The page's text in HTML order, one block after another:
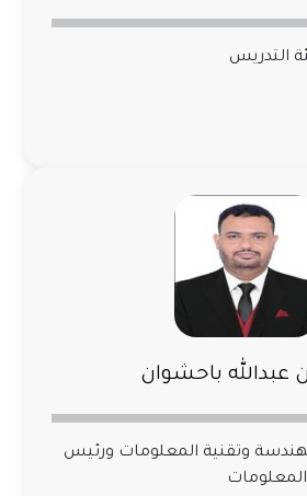
التدريس
عبدالله باحشوان
وتقنية المعلومات ورئيس